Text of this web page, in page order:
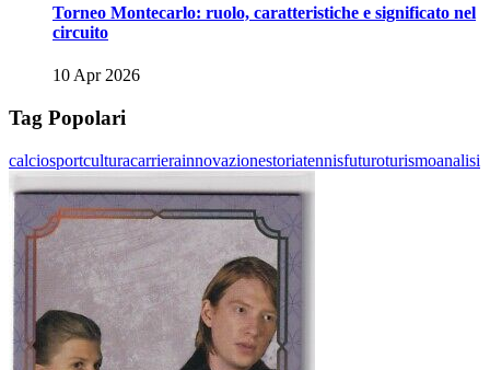
Torneo Montecarlo: ruolo, caratteristiche e significato nel
circuito
10 Apr 2026
Tag Popolari
calciosportculturacarrierainnovazionestoriatennisfuturoturismoanalisi